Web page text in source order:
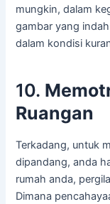
mungkin, dalam
gambar yang
dalam kondisi
10.
Ruangan
Terkadang, untuk
dipandang, anda
rumah anda,
Dimana